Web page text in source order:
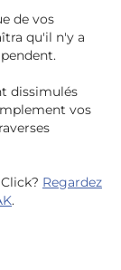
de vos
qu'il n'y a
dissimulés
vos
Regardez
.